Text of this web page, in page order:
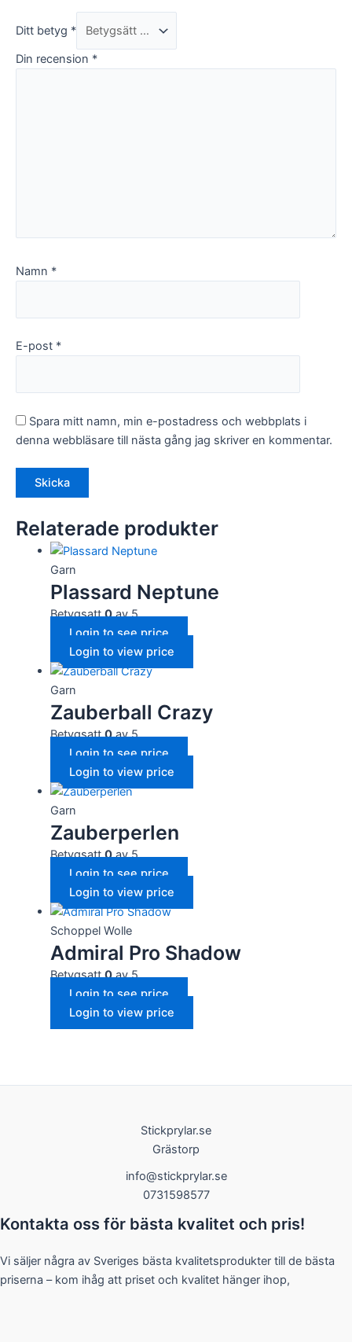
Ditt betyg *
Din recension *
Namn *
E-post *
Spara mitt namn, min e-postadress och webbplats i
denna webbläsare till nästa gång jag skriver en kommentar.
Relaterade produkter
Garn
Plassard Neptune
Betygsatt0av 5
Login to see price
Login to view price
Garn
Zauberball Crazy
Betygsatt0av 5
Login to see price
Login to view price
Garn
Zauberperlen
Betygsatt0av 5
Login to see price
Login to view price
Schoppel Wolle
Admiral Pro Shadow
Betygsatt0av 5
Login to see price
Login to view price
Stickprylar.se
Grästorp
info@stickprylar.se
0731598577
Kontakta oss för bästa kvalitet och pris!
Vi säljer några av Sveriges bästa kvalitetsprodukter till de bästa
priserna – kom ihåg att priset och kvalitet hänger ihop,
intressen och
ditt beteende
när du surfar
ökar du chansen
att få se